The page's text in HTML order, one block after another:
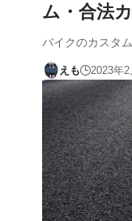
ム・合法
バイクのカスタ
えも 2023年2